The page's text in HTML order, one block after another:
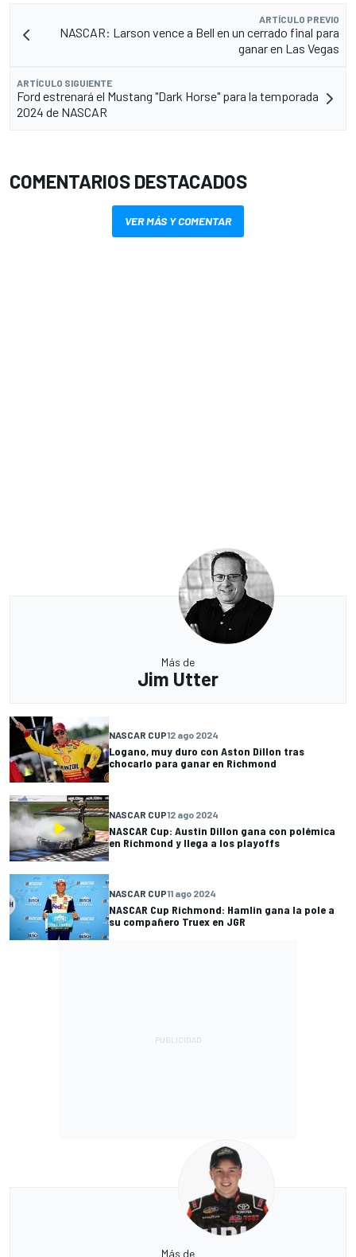
ARTÍCULO PREVIO
NASCAR: Larson vence a Bell en un cerrado final para
ganar en Las Vegas
ARTÍCULO SIGUIENTE
Ford estrenará el Mustang "Dark Horse" para la temporada
2024 de NASCAR
COMENTARIOS DESTACADOS
VER MÁS Y COMENTAR
Más de
Jim Utter
NASCAR CUP12 ago 2024
Logano, muy duro con Aston Dillon tras
chocarlo para ganar en Richmond
NASCAR CUP12 ago 2024
NASCAR Cup: Austin Dillon gana con polémica
en Richmond y llega a los playoffs
NASCAR CUP11 ago 2024
NASCAR Cup Richmond: Hamlin gana la pole a
su compañero Truex en JGR
Más de